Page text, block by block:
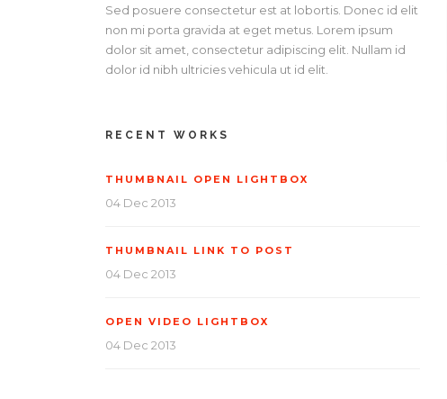
Sed posuere consectetur est at lobortis. Donec id elit
non mi porta gravida at eget metus. Lorem ipsum
dolor sit amet, consectetur adipiscing elit. Nullam id
dolor id nibh ultricies vehicula ut id elit.
RECENT WORKS
THUMBNAIL OPEN LIGHTBOX
04 Dec 2013
THUMBNAIL LINK TO POST
04 Dec 2013
OPEN VIDEO LIGHTBOX
04 Dec 2013